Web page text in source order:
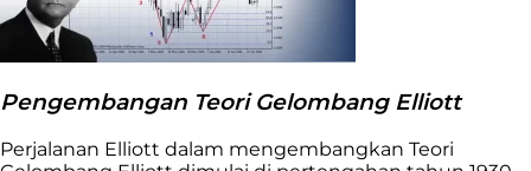
Pengembangan Teori Gelombang Elliott
Perjalanan Elliott dalam mengembangkan Teori